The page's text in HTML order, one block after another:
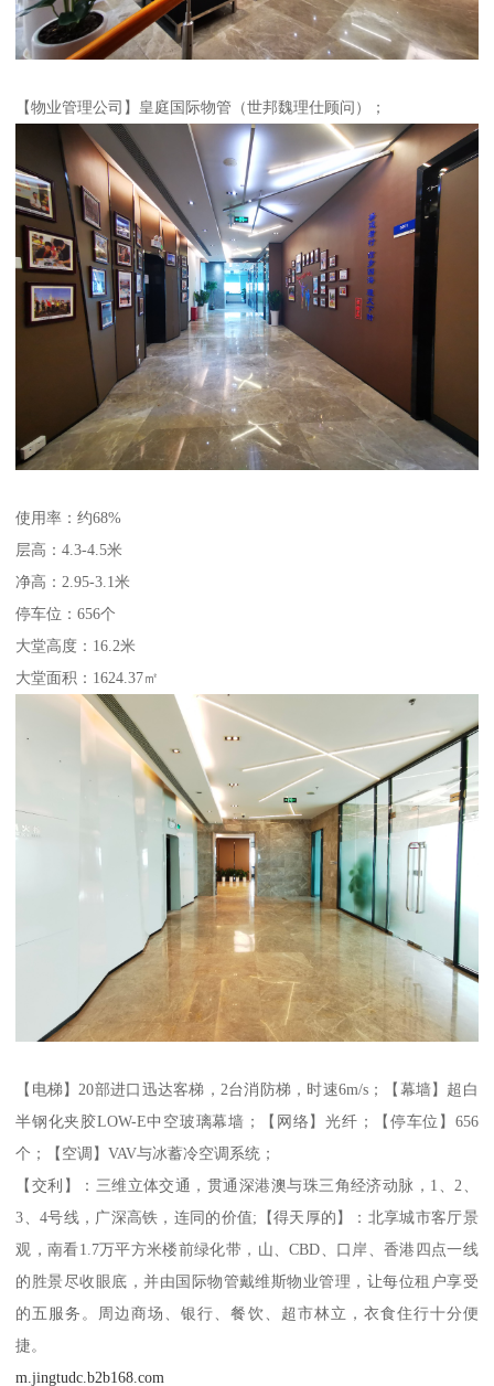
【物业管理公司】皇庭国际物管（世邦魏理仕顾问）；
使用率：约68%
层高：4.3-4.5米
净高：2.95-3.1米
停车位：656个
大堂高度：16.2米
大堂面积：1624.37㎡
【电梯】20部进口迅达客梯，2台消防梯，时速6m/s；【幕墙】超白
半钢化夹胶LOW-E中空玻璃幕墙；【网络】光纤；【停车位】656
个；【空调】VAV与冰蓄冷空调系统；
【交利】：三维立体交通，贯通深港澳与珠三角经济动脉，1、2、
3、4号线，广深高铁，连同的价值;【得天厚的】：北享城市客厅景
观，南看1.7万平方米楼前绿化带，山、CBD、口岸、香港四点一线
的胜景尽收眼底，并由国际物管戴维斯物业管理，让每位租户享受
的五服务。周边商场、银行、餐饮、超市林立，衣食住行十分便
捷。
m.jingtudc.b2b168.com